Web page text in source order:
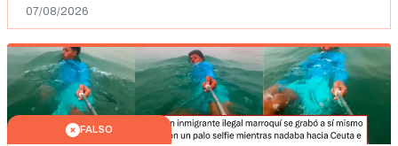
07/08/2026
FALSO